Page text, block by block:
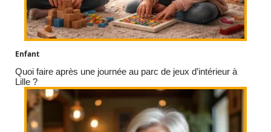
Enfant
Quoi faire après une journée au parc de jeux d’intérieur à
Lille ?